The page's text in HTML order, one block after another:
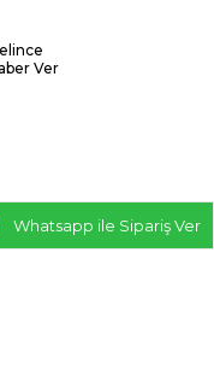
Ver
Whatsapp ile Sipariş Ver